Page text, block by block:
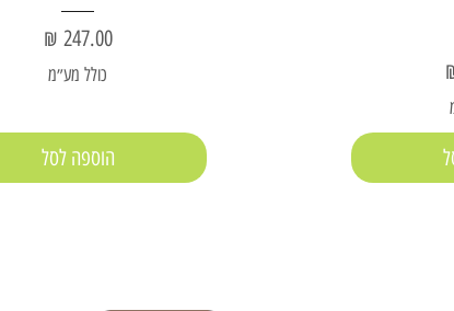
מחיר‏247.00 ‏₪
כולל מע״מ
הוספה לסל